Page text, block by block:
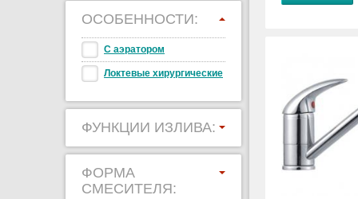
ОСОБЕННОСТИ:
С аэратором
Локтевые хирургические
ФУНКЦИИ ИЗЛИВА:
ФОРМА
СМЕСИТЕЛЯ: